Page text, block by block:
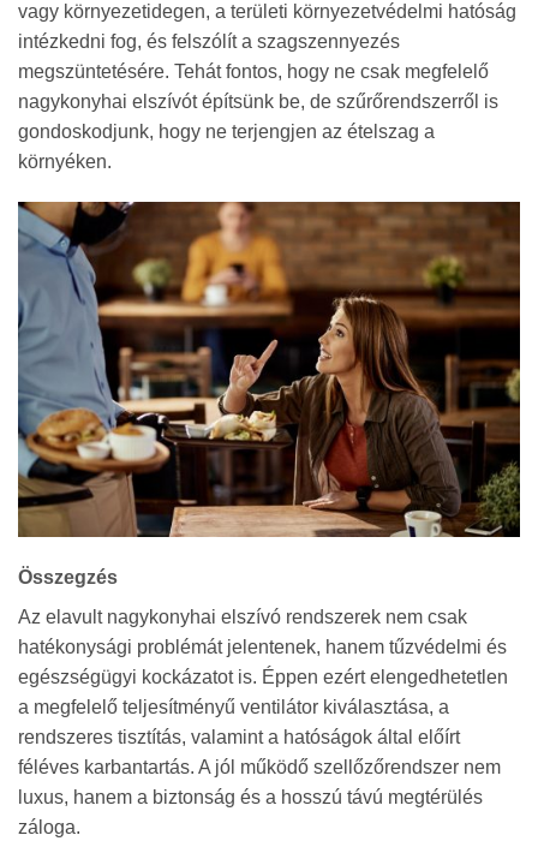
vagy környezetidegen, a területi környezetvédelmi hatóság
intézkedni fog, és felszólít a szagszennyezés
megszüntetésére. Tehát fontos, hogy ne csak megfelelő
nagykonyhai elszívót építsünk be, de szűrőrendszerről is
gondoskodjunk, hogy ne terjengjen az ételszag a
környéken.
Összegzés
Az elavult nagykonyhai elszívó rendszerek nem csak
hatékonysági problémát jelentenek, hanem tűzvédelmi és
egészségügyi kockázatot is. Éppen ezért elengedhetetlen
a megfelelő teljesítményű ventilátor kiválasztása, a
rendszeres tisztítás, valamint a hatóságok által előírt
féléves karbantartás. A jól működő szellőzőrendszer nem
luxus, hanem a biztonság és a hosszú távú megtérülés
záloga.